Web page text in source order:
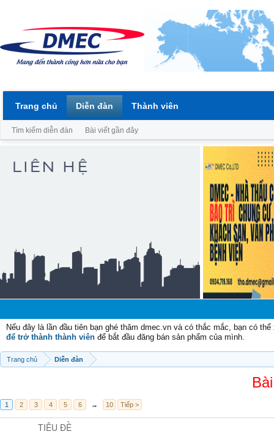
Nếu đây là lần đầu tiên bạn ghé thăm dmec.vn và có thắc mắc, bạn có
để trở thành thành viên để bắt đầu đăng bán sản phẩm của mình.
Trang chủ Diễn đàn
1 2 3 4 5 6 → 10 Tiếp >
TIÊU ĐỀ
Trang chủ Diễn đàn
Tìm kiếm diễn đàn Bài viết gần đây
Thành viên